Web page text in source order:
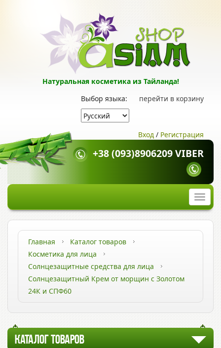
Натуральная косметика из Тайланда!
перейти в корзину
Выбор языка:
Вход / Регистрация
+38 (093)8906209 VIBER
Главная
Каталог товаров
Косметика для лица
Солнцезащитные средства для лица
Солнцезащитный Крем от морщин с Золотом
24К и СПФ60
КАТАЛОГ ТОВАРОВ